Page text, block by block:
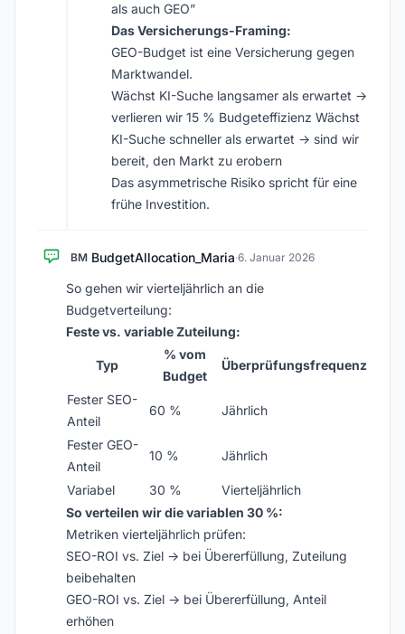
als auch GEO”
Das Versicherungs-Framing:
GEO-Budget ist eine Versicherung gegen
Marktwandel.
Wächst KI-Suche langsamer als erwartet →
verlieren wir 15 % Budgeteffizienz Wächst
KI-Suche schneller als erwartet → sind wir
bereit, den Markt zu erobern
Das asymmetrische Risiko spricht für eine
frühe Investition.
BM BudgetAllocation_Maria·6. Januar 2026
So gehen wir vierteljährlich an die
Budgetverteilung:
Feste vs. variable Zuteilung:
Typ
% vom
Budget
Überprüfungsfrequenz
Fester SEO-
Anteil
60 % Jährlich
Fester GEO-
Anteil
10 % Jährlich
Variabel 30 %
Vierteljährlich
So verteilen wir die variablen 30 %:
Metriken vierteljährlich prüfen:
SEO-ROI vs. Ziel → bei Übererfüllung, Zuteilung
beibehalten
GEO-ROI vs. Ziel → bei Übererfüllung, Anteil
erhöhen